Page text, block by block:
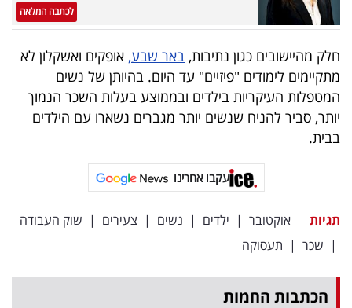
פרסמו
באייס
עקבו
אחרינו:
לכתבה המלאה
חלק מהיישובים כגון נתיבות, באר שבע, אופקים ואשקלון לא
מתקיימים לימודים "פיזיים" עד היום. בהיותן של נשים
המטפלות העיקריות בילדים ובממוצע בעלות השכר הנמוך
יותר, סביר להניח שנשים יותר מגברים נשארו עם הילדים
בבית.
עקבו אחרינו
תגיות אוקטובר | ילדים | נשים | צעירים | שוק העבודה
| שכר | תעסוקה
הכתבות החמות